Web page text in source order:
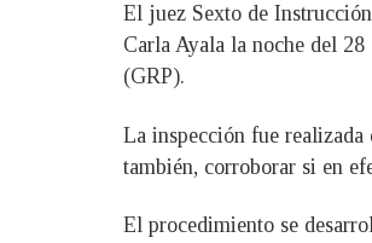
El juez Sexto de
Carla Ayala la noche del
(GRP).
La inspección fue realizada
también, corroborar si en
El procedimiento se